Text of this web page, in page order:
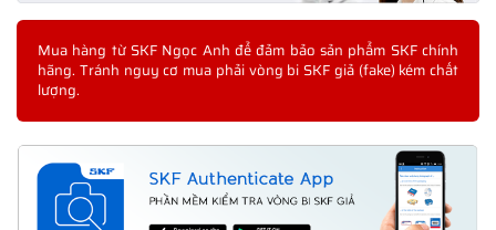
Mua hàng từ SKF Ngọc Anh để đảm bảo sản phẩm SKF chính
hãng. Tránh nguy cơ mua phải vòng bi SKF giả (fake) kém chất
lượng.